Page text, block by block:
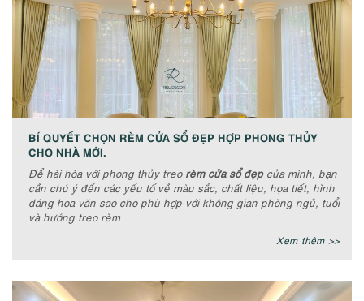
BÍ QUYẾT CHỌN RÈM CỬA SỔ ĐẸP HỢP PHONG THỦY
CHO NHÀ MỚI.
Để hài hòa với phong thủy treo rèm cửa sổ đẹpcủa mình, bạn
cần chú ý đến các yếu tố về màu sắc, chất liệu, họa tiết, hình
dáng hoa văn sao cho phù hợp với không gian phòng ngủ, tuổi
và hướng treo rèm
Xem thêm >>